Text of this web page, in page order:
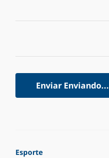
Enviar Enviando...
Esporte